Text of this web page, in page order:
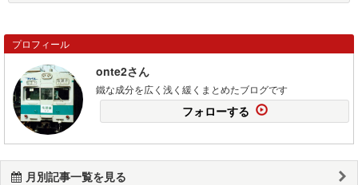
プロフィール
onte2さん
鐵な成分を広く浅く緩くまとめたブログです
フォローする
月別記事一覧を見る